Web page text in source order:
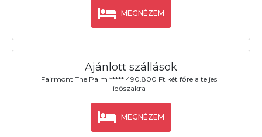
MEGNÉZEM
Ajánlott szállások
Fairmont The Palm ***** 490.800 Ft két főre a teljes
időszakra
MEGNÉZEM